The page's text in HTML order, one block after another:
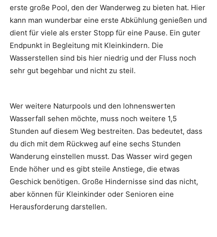
erste große Pool, den der Wanderweg zu bieten hat. Hier
kann man wunderbar eine erste Abkühlung genießen und
dient für viele als erster Stopp für eine Pause. Ein guter
Endpunkt in Begleitung mit Kleinkindern. Die
Wasserstellen sind bis hier niedrig und der Fluss noch
sehr gut begehbar und nicht zu steil.
Wer weitere Naturpools und den lohnenswerten
Wasserfall sehen möchte, muss noch weitere 1,5
Stunden auf diesem Weg bestreiten. Das bedeutet, dass
du dich mit dem Rückweg auf eine sechs Stunden
Wanderung einstellen musst. Das Wasser wird gegen
Ende höher und es gibt steile Anstiege, die etwas
Geschick benötigen. Große Hindernisse sind das nicht,
aber können für Kleinkinder oder Senioren eine
Herausforderung darstellen.